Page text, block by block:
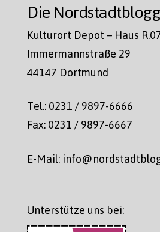
Die
Kulturort Depot – Haus
Immermannstraße 29
44147 Dortmund
Tel.: 0231 / 9897-6666
Fax: 0231 / 9897-6667
E-Mail:
Unterstütze uns bei: